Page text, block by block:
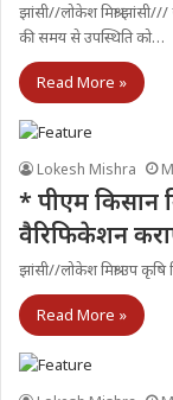
झांसी//लोकेश मिश्रा
की समय से उपस्थिति को…
Read More »
Lokesh Mishra
* पीएम किसान
वैरिफिकेशन
झांसी//लोकेश मिश्रा उप
Read More »